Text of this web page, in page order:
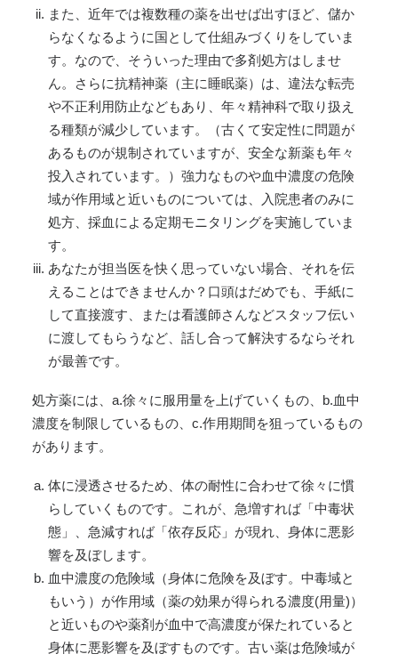
また、近年では複数種の薬を出せば出すほど、儲か
らなくなるように国として仕組みづくりをしていま
す。なので、そういった理由で多剤処方はしませ
ん。さらに抗精神薬（主に睡眠薬）は、違法な転売
や不正利用防止などもあり、年々精神科で取り扱え
る種類が減少しています。（古くて安定性に問題が
あるものが規制されていますが、安全な新薬も年々
投入されています。）強力なものや血中濃度の危険
域が作用域と近いものについては、入院患者のみに
処方、採血による定期モニタリングを実施していま
す。
あなたが担当医を快く思っていない場合、それを伝
えることはできませんか？口頭はだめでも、手紙に
して直接渡す、または看護師さんなどスタッフ伝い
に渡してもらうなど、話し合って解決するならそれ
が最善です。
処方薬には、a.徐々に服用量を上げていくもの、b.血中
濃度を制限しているもの、c.作用期間を狙っているもの
があります。
体に浸透させるため、体の耐性に合わせて徐々に慣
らしていくものです。これが、急増すれば「中毒状
態」、急減すれば「依存反応」が現れ、身体に悪影
響を及ぼします。
血中濃度の危険域（身体に危険を及ぼす。中毒域と
もいう）が作用域（薬の効果が得られる濃度(用量)）
と近いものや薬剤が血中で高濃度が保たれていると
身体に悪影響を及ぼすものです。古い薬は危険域が